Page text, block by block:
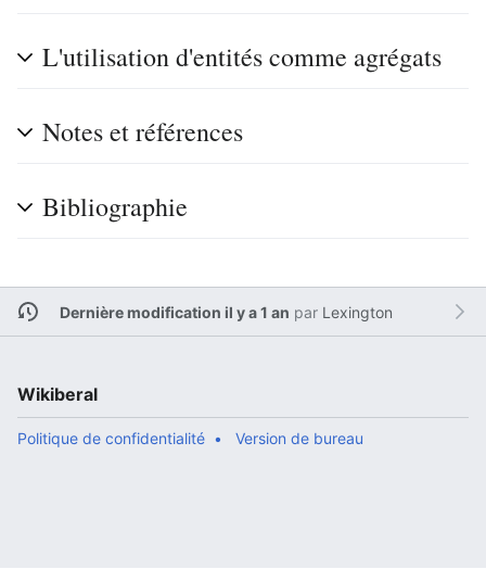
L'utilisation d'entités comme agrégats
Notes et références
Bibliographie
Dernière modification il y a 1 an par Lexington
Wikiberal
Politique de confidentialité Version de bureau